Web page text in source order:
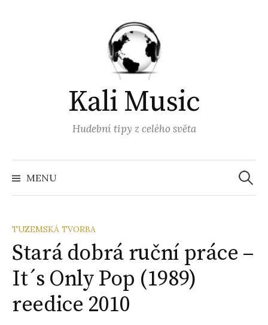
Kali Music
Hudební tipy z celého světa
MENU
TUZEMSKÁ TVORBA
Stará dobrá ruční práce –
It´s Only Pop (1989)
reedice 2010